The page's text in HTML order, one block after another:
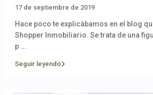
17 de septiembre de 2019
Hace poco te explicábamos en el blog
Shopper Inmobiliario. Se trata de una
p ...
Seguir leyendo